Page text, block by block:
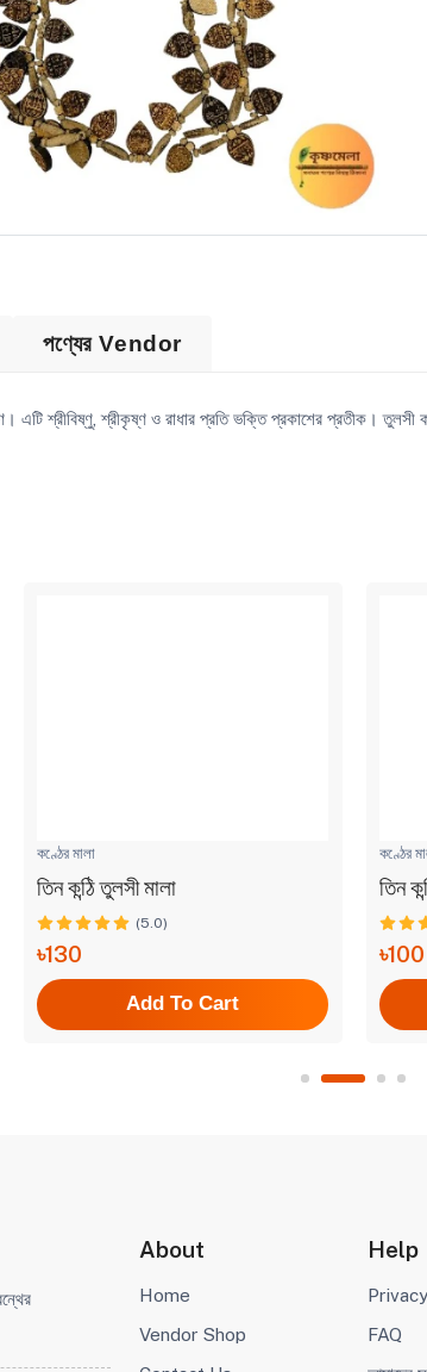
পণ্যের Vendor
এটি শ্রীবিষ্ণু, শ্রীকৃষ্ণ ও রাধার প্রতি ভক্তি প্রকাশের প্রতীক।
কণ্ঠের মালা
তিন কন্ঠি তুলসী মালা
(5.0)
৳130
Add To Cart
কণ্ঠের
তিন
৳100
About
Home
Vendor Shop
Help
FAQ